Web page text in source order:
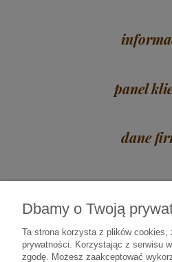
panel
dane
Czas na herbatę Mirosław Piórkowski|
woj. podlaskie |
606 117 675|
Infolinia czynna od poniedziałku
Dbamy o Twoją
Ta strona korzysta z plików
prywatności. Korzystając z serwisu
zgodę. Możesz zaakceptować